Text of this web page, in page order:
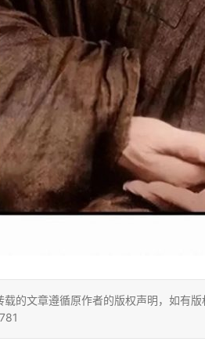
载的文章遵循原作者的版权声明，如有